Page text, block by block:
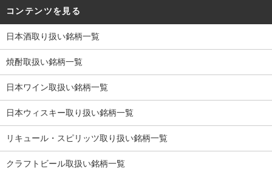
コンテンツを見る
日本酒取り扱い銘柄一覧
焼酎取扱い銘柄一覧
日本ワイン取扱い銘柄一覧
日本ウィスキー取り扱い銘柄一覧
リキュール・スピリッツ取り扱い銘柄一覧
クラフトビール取扱い銘柄一覧